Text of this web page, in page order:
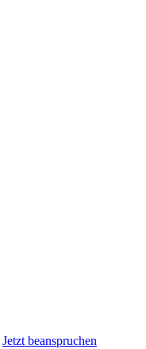
Jetzt beanspruchen